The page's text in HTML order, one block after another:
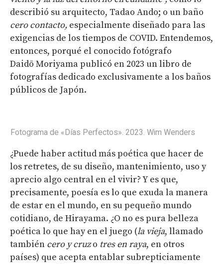
describió su arquitecto, Tadao Ando; o un baño
cero contacto, especialmente diseñado para las
exigencias de los tiempos de COVID. Entendemos,
entonces, porqué el conocido fotógrafo
Daidō Moriyama publicó en 2023 un libro de
fotografías dedicado exclusivamente a los baños
públicos de Japón.
Fotograma de «Días Perfectos». 2023. Wim Wenders
¿Puede haber actitud más poética que hacer de
los retretes, de su diseño, mantenimiento, uso y
aprecio algo central en el vivir? Y es que,
precisamente, poesía es lo que exuda la manera
de estar en el mundo, en su pequeño mundo
cotidiano, de Hirayama. ¿O no es pura belleza
poética lo que hay en el juego (la vieja, llamado
también cero y cruzo tres en raya, en otros
países) que acepta entablar subrepticiamente